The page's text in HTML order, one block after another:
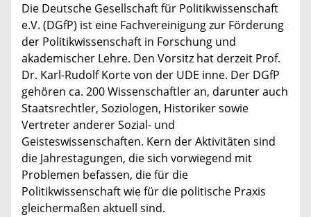
Die Deutsche Gesellschaft für Politikwissenschaft
e.V. (DGfP) ist eine Fachvereinigung zur Förderung
der Politikwissenschaft in Forschung und
akademischer Lehre. Den Vorsitz hat derzeit Prof.
Dr. Karl-Rudolf Korte von der UDE inne. Der DGfP
gehören ca. 200 Wissenschaftler an, darunter auch
Staatsrechtler, Soziologen, Historiker sowie
Vertreter anderer Sozial- und
Geisteswissenschaften. Kern der Aktivitäten sind
die Jahrestagungen, die sich vorwiegend mit
Problemen befassen, die für die
Politikwissenschaft wie für die politische Praxis
gleichermaßen aktuell sind.